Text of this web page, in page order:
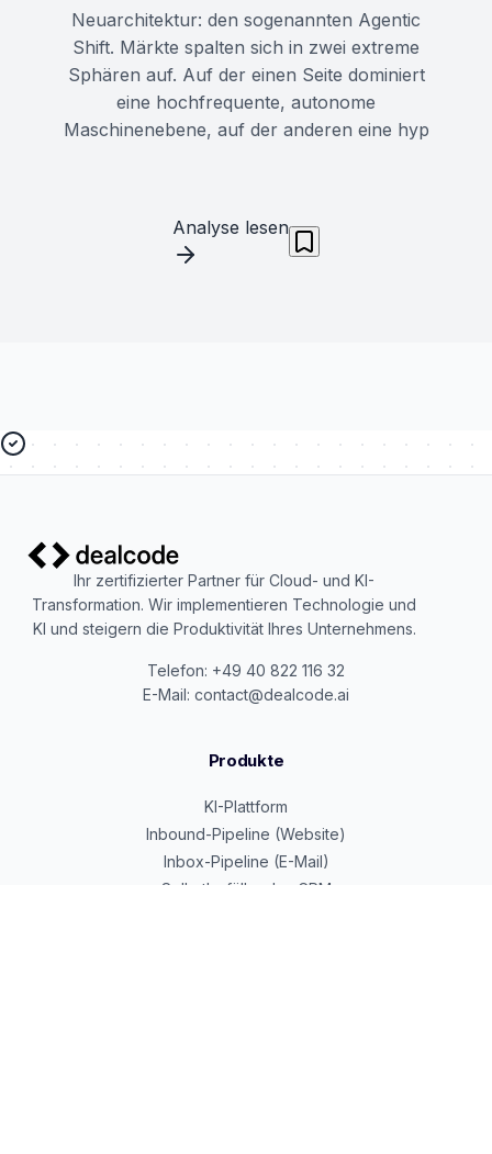
Neuarchitektur: den sogenannten Agentic
Shift. Märkte spalten sich in zwei extreme
Sphären auf. Auf der einen Seite dominiert
eine hochfrequente, autonome
Maschinenebene, auf der anderen eine hyp
Analyse lesen
Ihr zertifizierter Partner für Cloud- und KI-
Transformation. Wir implementieren Technologie und
KI und steigern die Produktivität Ihres Unternehmens.
Telefon: +49 40 822 116 32
E-Mail: contact@dealcode.ai
Produkte
KI-Plattform
Inbound-Pipeline (Website)
Inbox-Pipeline (E-Mail)
Selbstbefüllendes CRM